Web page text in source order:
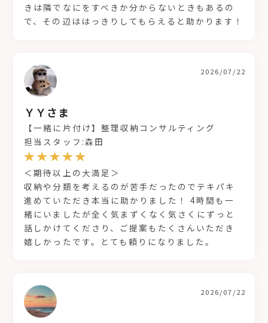
きは隣でなにをすべきか分からないときもあるの
で、その辺ははっきりしてもらえると助かります！
ＹＹさま
2026/07/22
【一緒に片付け】整理収納コンサルティング
担当スタッフ:森田
＜期待以上の大満足＞
収納や分類を考えるのが苦手だったのでテキパキ
進めていただき本当に助かりました！ 4時間も一
緒にいましたが全く気まずくなく気さくにずっと
話しかけてくださり、ご提案もたくさんいただき
嬉しかったです。とても頼りになりました。
2026/07/22